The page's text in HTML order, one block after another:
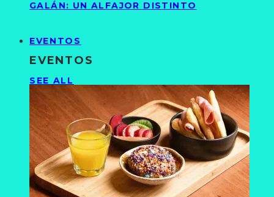
GALÁN: UN ALFAJOR DISTINTO
EVENTOS
EVENTOS
SEE ALL